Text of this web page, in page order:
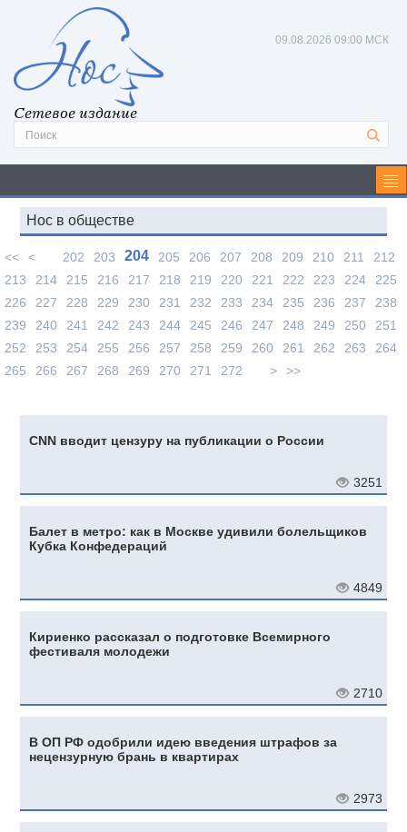
Сетевое издание
09.08.2026 09:00 МСК
Нос в обществе
<< < 202 203 204 205 206 207 208 209 210 211
212
213
214 215 216 217 218 219 220 221 222 223 224
225
226
227 228 229 230 231 232 233 234 235 236 237
238
239
240 241 242 243 244 245 246 247 248 249 250
251
252
253 254 255 256 257 258 259 260 261 262 263
264
265
266 267 268 269 270 271 272 > >>
CNN вводит цензуру на публикации о России
3251
Балет в метро: как в Москве удивили болельщиков
Кубка Конфедераций
4849
Кириенко рассказал о подготовке Всемирного
фестиваля молодежи
2710
В ОП РФ одобрили идею введения штрафов за
нецензурную брань в квартирах
2973